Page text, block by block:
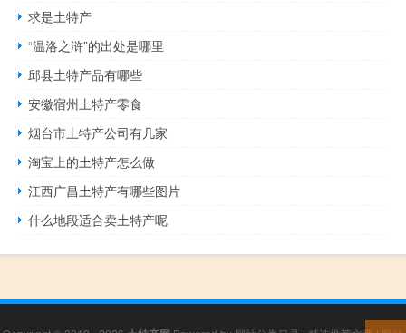
求是土特产
“温洛之浒”的出处是哪里
邱县土特产品有哪些
安徽宿州土特产零食
烟台市土特产公司有几家
淘宝上的土特产怎么做
江西广昌土特产有哪些图片
什么地段适合卖土特产呢